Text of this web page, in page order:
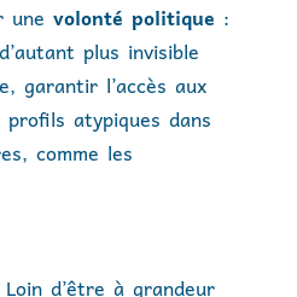
une volonté politique :
plus invisible
garantir l’accès aux
atypiques dans
comme les
Loin d’être à grandeur